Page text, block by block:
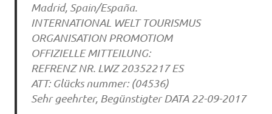
Madrid, Spain/España.
INTERNATIONAL WELT TOURISMUS
ORGANISATION PROMOTIOM
OFFIZIELLE MITTEILUNG:
REFRENZ NR. LWZ 20352217 ES
ATT: Glücks nummer: (04536)
Sehr geehrter, Begünstigter DATA 22-09-2017